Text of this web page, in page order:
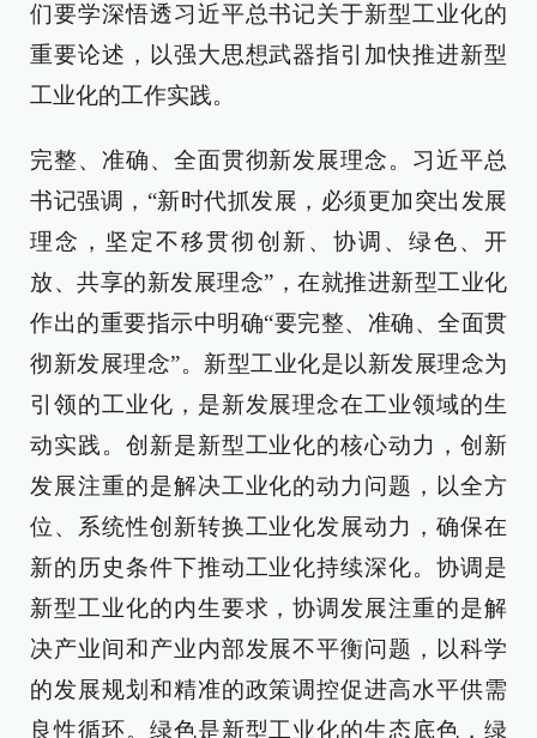
们要学深悟透习近平总书记关于新型工业化的
重要论述，以强大思想武器指引加快推进新型
工业化的工作实践。
完整、准确、全面贯彻新发展理念。习近平总
书记强调，“新时代抓发展，必须更加突出发展
理念，坚定不移贯彻创新、协调、绿色、开
放、共享的新发展理念”，在就推进新型工业化
作出的重要指示中明确“要完整、准确、全面贯
彻新发展理念”。新型工业化是以新发展理念为
引领的工业化，是新发展理念在工业领域的生
动实践。创新是新型工业化的核心动力，创新
发展注重的是解决工业化的动力问题，以全方
位、系统性创新转换工业化发展动力，确保在
新的历史条件下推动工业化持续深化。协调是
新型工业化的内生要求，协调发展注重的是解
决产业间和产业内部发展不平衡问题，以科学
的发展规划和精准的政策调控促进高水平供需
良性循环。绿色是新型工业化的生态底色，绿